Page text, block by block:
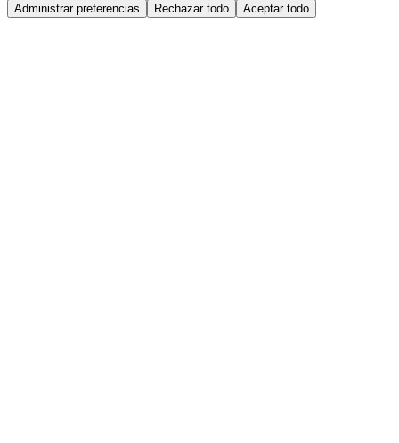
Administrar preferencias Rechazar todo Aceptar todo